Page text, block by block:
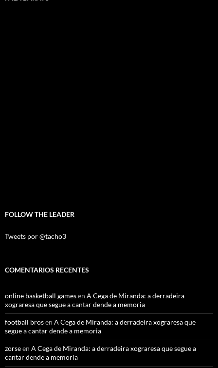
FOLLOW THE LEADER
Tweets por @tacho3
COMENTARIOS RECENTES
online basketball gamesen A Cega de Miranda: a derradeira
xograresa que segue a cantar dende a memoria
football brosen A Cega de Miranda: a derradeira xograresa que
segue a cantar dende a memoria
zorseen A Cega de Miranda: a derradeira xograresa que segue a
cantar dende a memoria